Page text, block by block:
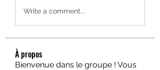
Write a comment...
À propos
Bienvenue dans le groupe ! Vous